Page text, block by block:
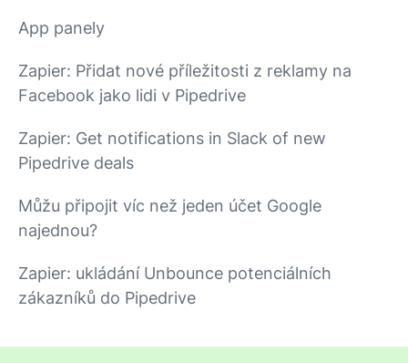
App panely
Zapier: Přidat nové příležitosti z reklamy na
Facebook jako lidi v Pipedrive
Zapier: Get notifications in Slack of new
Pipedrive deals
Můžu připojit víc než jeden účet Google
najednou?
Zapier: ukládání Unbounce potenciálních
zákazníků do Pipedrive